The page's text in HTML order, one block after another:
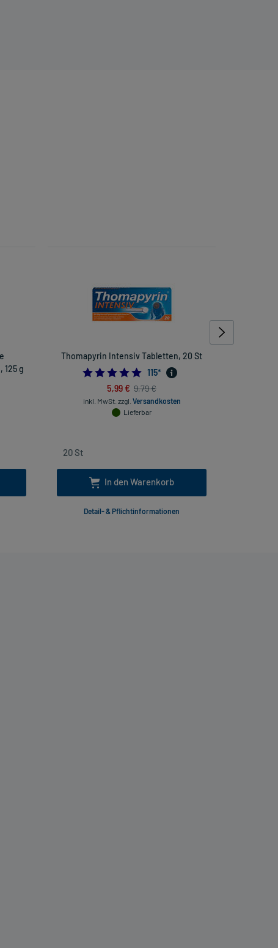
125 g
Thomapyrin Intensiv Tabletten, 20 St
4.913043478260869
115*
5,99 € 9,79 €
inkl. MwSt. zzgl. Versandkosten
Lieferbar
In den Warenkorb
Detail- & Pflichtinformationen